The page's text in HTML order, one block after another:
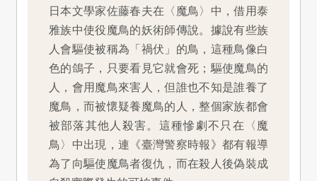
日本文學家佐藤春夫在〈魔鳥〉中，借用泰
雅族中使役魔鳥的妖術師傳說。據說有些族
人會驅使被稱為「禍伏」的鳥，這種鳥像白
色的鴿子，只要看見它就會死；驅使魔鳥的
人，會用魔鳥來害人，但誰也不知是誰養了
魔鳥，而被懷疑養魔鳥的人，整個家族都會
被部落其他人殺害。這種慘劇不只在〈魔
鳥〉中出現，連《臺灣警察時報》都有報導
為了向驅使魔鳥者復仇，而在殺人後偽裝成